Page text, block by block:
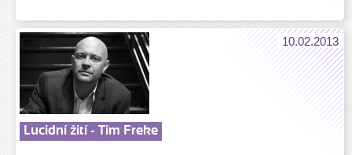
10.02.2013
Lucidní žití - Tim Freke